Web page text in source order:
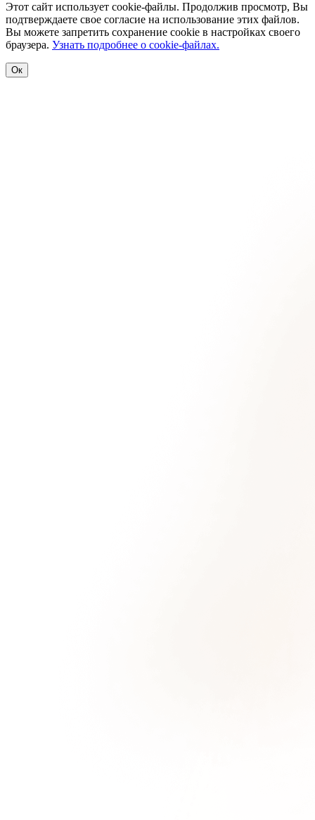
Этот сайт использует cookie-файлы. Продолжив просмотр, Вы
подтверждаете свое согласие на использование этих файлов.
Вы можете запретить сохранение cookie в настройках своего
браузера. Узнать подробнее о cookie-файлах.
Ок